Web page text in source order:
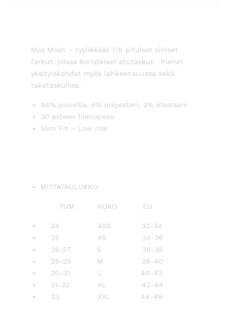
Mos Mosh – tyylikkäät 7/8 pituiset siniset
farkut, joissa koristeiset etutaskut. Pienet
yksityiskohdat myös lahkeensuussa sekä
takataskuissa.
94% puuvilla, 4% polyesteri, 2% elastaani
30 asteen hienopesu
Slim Fit – Low rise
MITTATAULUKKO
TUM KOKO EU
24 XXS 32-34
25 XS 34-36
26-27 S 36-38
28-29 M 38-40
30-31 L 40-42
31-32 XL 42-44
33 XXL 44-46